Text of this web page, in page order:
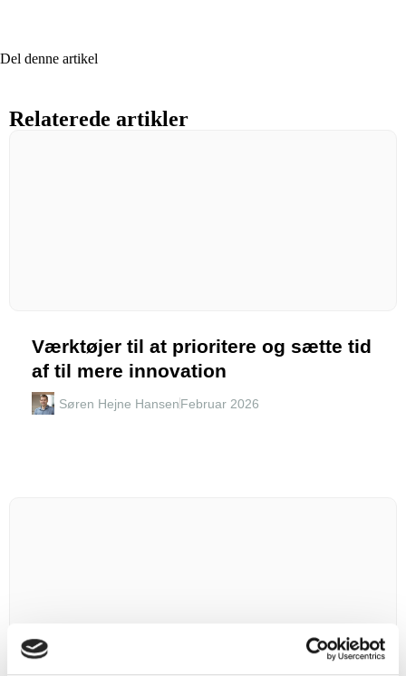
Del denne artikel
Relaterede artikler
Værktøjer til at prioritere og sætte tid
af til mere innovation
Søren Hejne HansenFebruar 2026